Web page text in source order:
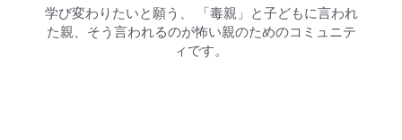
学び変わりたいと願う、 「毒親」と子どもに言われ
た親、そう言われるのが怖い親のためのコミュニテ
ィです。